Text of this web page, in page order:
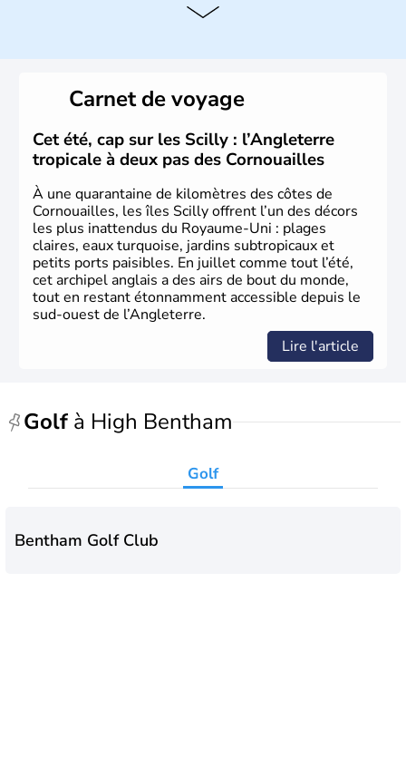
instable avec de nombreuses précipitations : il s’agit d’un
Histoire et administration
L'Angleterre est l’une des quatre nations constitutives du
Royaume-Uni. Elle est peuplée de plus de 50 millions
d’habitants, les Anglais, et constitue à elle seule, près de
84% de la population de l’ensemble. Le pays s’est créé au
Xème siècle et tient son nom desAngles
germanique installé sur ces terres. Première démocratie
parlementaire au monde, elle doit son développement à
l’essor industriel du XIXème siècle.
Carnet de voyage
Cet été, cap sur les Scilly : l’Angleterre
tropicale à deux pas des Cornouailles
À une quarantaine de kilomètres des côtes de
Cornouailles, les îles Scilly offrent l’un des décors
les plus inattendus du Royaume-Uni : plages
claires, eaux turquoise, jardins subtropicaux et
petits ports paisibles. En juillet comme tout l’été,
cet archipel anglais a des airs de bout du monde,
tout en restant étonnamment accessible depuis le
sud-ouest de l’Angleterre.
Lire l'article
Golf à High Bentham
Golf
Bentham Golf Club